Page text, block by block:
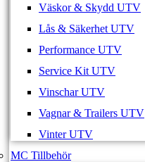
Väskor & Skydd UTV
Lås & Säkerhet UTV
Performance UTV
Service Kit UTV
Vinschar UTV
Vagnar & Trailers UTV
Vinter UTV
MC Tillbehör